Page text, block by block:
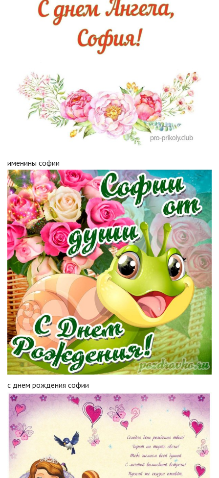
именины софии
с днем рождения софии